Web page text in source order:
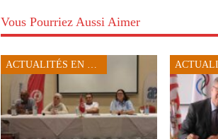
Vous Pourriez Aussi Aimer